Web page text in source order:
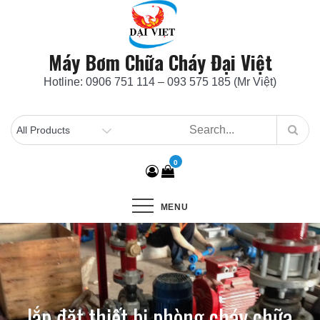
Máy Bơm Chữa Cháy Đại Việt
Hotline: 0906 751 114 – 093 575 185 (Mr Việt)
0
MENU